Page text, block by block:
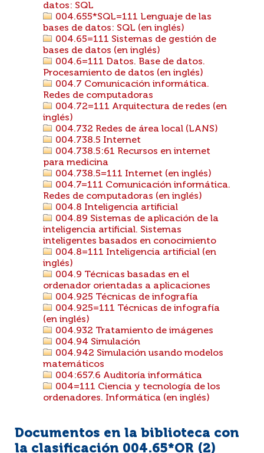
datos: SQL
004.655*SQL=111 Lenguaje de las
bases de datos: SQL (en inglés)
004.65=111 Sistemas de gestión de
bases de datos (en inglés)
004.6=111 Datos. Base de datos.
Procesamiento de datos (en inglés)
004.7 Comunicación informática.
Redes de computadoras
004.72=111 Arquitectura de redes (en
inglés)
004.732 Redes de área local (LANS)
004.738.5 Internet
004.738.5:61 Recursos en internet
para medicina
004.738.5=111 Internet (en inglés)
004.7=111 Comunicación informática.
Redes de computadoras (en inglés)
004.8 Inteligencia artificial
004.89 Sistemas de aplicación de la
inteligencia artificial. Sistemas
inteligentes basados en conocimiento
004.8=111 Inteligencia artificial (en
inglés)
004.9 Técnicas basadas en el
ordenador orientadas a aplicaciones
004.925 Técnicas de infografía
004.925=111 Técnicas de infografía
(en inglés)
004.932 Tratamiento de imágenes
004.94 Simulación
004.942 Simulación usando modelos
matemáticos
004:657.6 Auditoría informática
004=111 Ciencia y tecnología de los
ordenadores. Informática (en inglés)
Documentos en la biblioteca con
la clasificación 004.65*OR (2)